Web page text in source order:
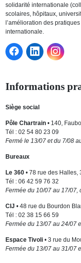
solidarité internationale
scolaires, hôpitaux,
l’amélioration des
internationale.
Informations
Siège social
Pôle Chartrain• 140,
Tél : 02 54 80 23 09
Fermé le 13/07 et du 7/08
Bureaux
Le 360• 78 rue des Halles,
Tél : 06 42 59 76 32
Fermée du 10/07 au 17/07,
CIJ • 48 rue du Bourdon
Tél : 02 38 15 66 59
Fermée du 13/07 au 24/07
Espace Tivoli• 3 rue du
Fermée du 13/07 au 31/07